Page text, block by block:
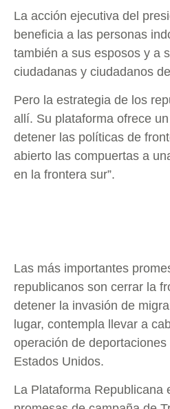
La acción ejecutiva del
beneficia a las personas
también a sus esposos y a
ciudadanas y ciudadanos
Pero la estrategia de los
allí. Su plataforma ofrece
detener las políticas de
abierto las compuertas a
en la frontera sur”.
Las más importantes
republicanos son cerrar la
detener la invasión de
lugar, contempla llevar a
operación de
Estados Unidos.
La Plataforma Republicana